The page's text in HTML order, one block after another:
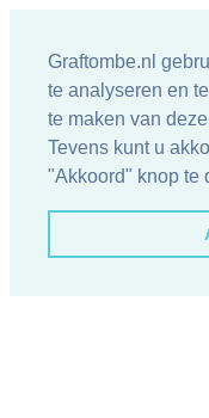
Graftombe.nl
te analyseren en
te maken van
Tevens kunt u
"Akkoord" knop te